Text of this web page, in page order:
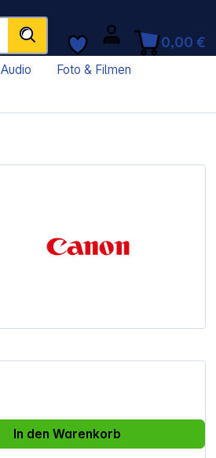
0,00 €
Foto & Filmen
Wert ein
In den Warenkorb